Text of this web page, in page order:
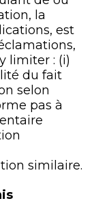
la
est
limiter : (i)
du fait
selon
pas à
similaire.